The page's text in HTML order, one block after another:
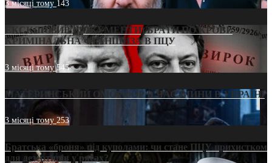
3 місяці тому 143
ЕКСКЛЮЗИВ (ДОКУМЕНТИ)/БРАТИ ПО КРОВІ:
КРИМІНАЛЬНА ФРАНШИЗА В ПЦУ
3 місяці тому545
МАТЕРИНСЬКИЙ ОМОРФОР В ЧАС ВІЙНИ В УКРАЇНІ
3 місяці тому253
Братська «броня» під куполами: чи стане ПЦУ прихистком
для дезертирів у рясах?